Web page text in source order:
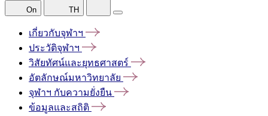
On TH
เกี่ยวกับจุฬาฯ
ประวัติจุฬาฯ
วิสัยทัศน์และยุทธศาสตร์
อัตลักษณ์มหาวิทยาลัย
จุฬาฯ กับความยั่งยืน
ข้อมูลและสถิติ